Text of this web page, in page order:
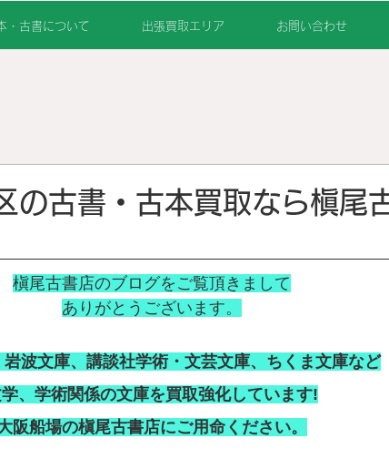
・古書について 出張買取エリア お問い合わせ
の古書・古本買取なら槇尾
槇尾古書店のブログをご覧頂きまして
ありがとうございます。
岩波文庫、講談社学術・文芸文庫、ちくま文庫など
、学術関係の文庫を買取強化しています!
阪船場の槇尾古書店にご用命ください。